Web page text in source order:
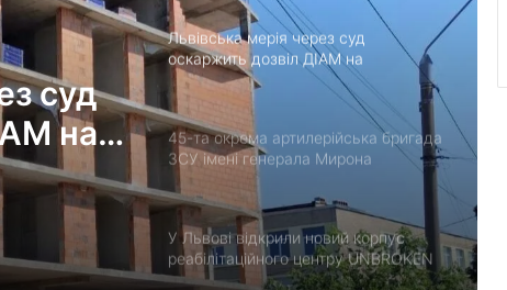
суд
на
Львівська мерія через суд
оскаржить дозвіл ДІАМ на
будівництво на вул. Олесницького
45-та окрема артилерійська бригада
ЗСУ імені генерала Мирона
Тарнавського відзначає 10-річчя
У Львові відкрили новий корпус
реабілітаційного центру UNBROKEN
Ukraine